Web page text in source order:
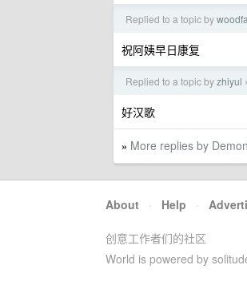
Replied to a topic by
祝阿姨早日康复
Replied to a topic byzhiyul ›
好汉歌
» More replies by
About · Help ·
创意工作者们的社区
World is powered by